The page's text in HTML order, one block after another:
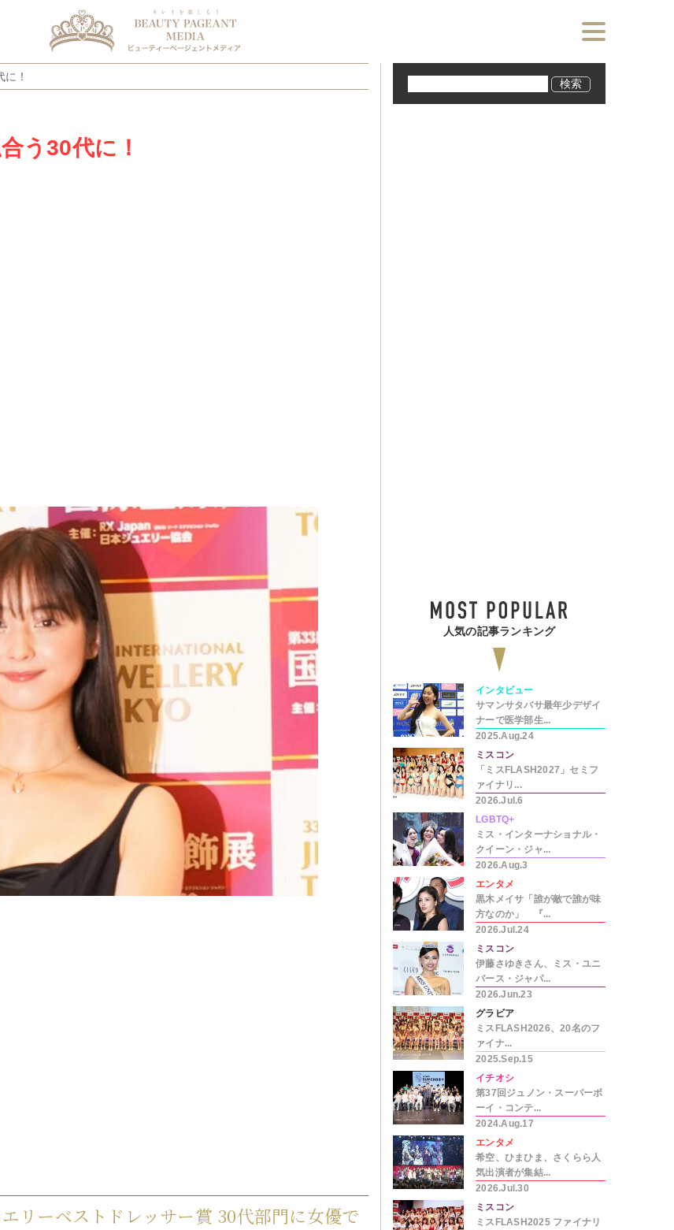
！
う30代に！
リーベストドレッサー賞 30代部門に女優で
人気の記事ランキング
インタビュー
サマンサタバサ最年少デザイ
ナーで医学部生...
2025.Aug.24
ミスコン
「ミスFLASH2027」セミフ
ァイナリ...
2026.Jul.6
LGBTQ+
ミス・インターナショナル・
クイーン・ジャ...
2026.Aug.3
エンタメ
黒木メイサ「誰が敵で誰が味
方なのか」 『...
2026.Jul.24
ミスコン
伊藤さゆきさん、ミス・ユニ
バース・ジャパ...
2026.Jun.23
グラビア
ミスFLASH2026、20名のフ
ァイナ...
2025.Sep.15
イチオシ
第37回ジュノン・スーパーボ
ーイ・コンテ...
2024.Aug.17
エンタメ
希空、ひまひま、さくらら人
気出演者が集結...
2026.Jul.30
ミスコン
ミスFLASH2025 ファイナリ